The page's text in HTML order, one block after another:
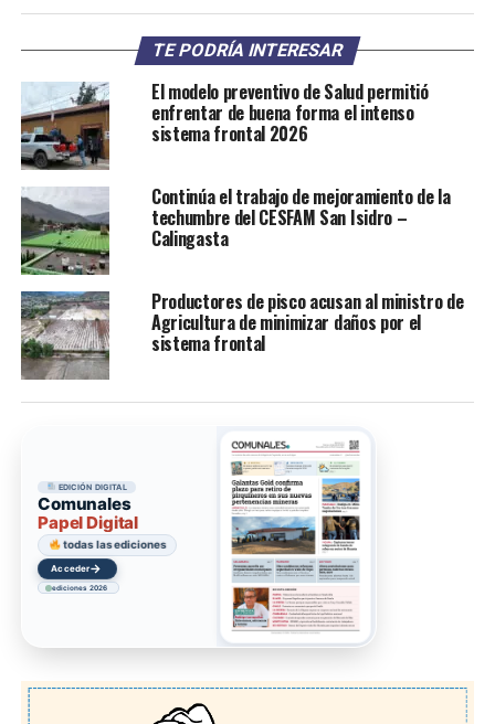
TE PODRÍA INTERESAR
El modelo preventivo de Salud permitió
enfrentar de buena forma el intenso
sistema frontal 2026
Continúa el trabajo de mejoramiento de la
techumbre del CESFAM San Isidro –
Calingasta
Productores de pisco acusan al ministro de
Agricultura de minimizar daños por el
sistema frontal
EDICIÓN DIGITAL
Comunales
Papel Digital
todas las ediciones
Acceder→
ediciones 2026